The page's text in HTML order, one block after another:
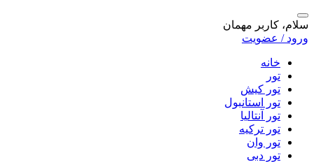
سلام، کاربر مهمان
ورود / عضویت
خانه
تور
تور کیش
تور استانبول
تور آنتالیا
تور ترکیه
تور وان
تور دبی